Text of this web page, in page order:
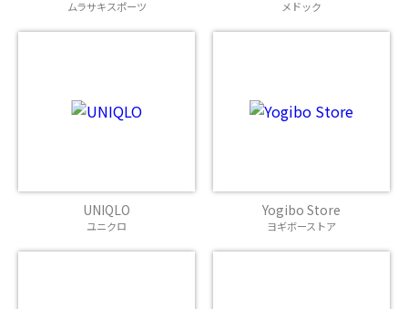
ムラサキスポーツ メドック
UNIQLO
ユニクロ
Yogibo Store
ヨギボーストア